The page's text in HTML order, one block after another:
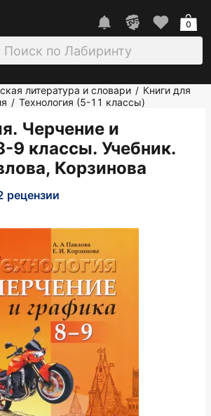
0
литература и словари / Книги для
/ Технология (5-11 классы)
Черчение и
9 классы. Учебник.
Корзинова
рецензии